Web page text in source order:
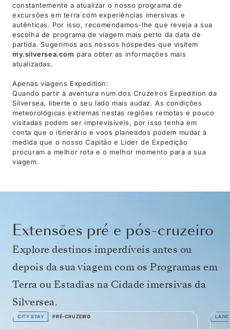
constantemente a atualizar o nosso programa de
excursões em terra com experiências imersivas e
autênticas. Por isso, recomendamos-lhe que reveja a sua
escolha de programa de viagem mais perto da data de
partida. Sugerimos aos nossos hóspedes que visitem
my.silversea.com para obter as informações mais
atualizadas.
Apenas viagens Expedition:
Quando partir à aventura num dos Cruzeiros Expedition da
Silversea, liberte o seu lado mais audaz. As condições
meteorológicas extremas nestas regiões remotas e pouco
visitadas podem ser imprevisíveis, por isso tenha em
conta que o itinerário e voos planeados podem mudar à
medida que o nosso Capitão e Líder de Expedição
procuram a melhor rota e o melhor momento para a sua
viagem.
Extensões pré e pós-cruzeiro
Explore destinos imperdíveis antes ou
depois da sua viagem com os Programas em
Terra ou Estadias na Cidade imersivas da
Silversea.
CITY STAY PRÉ-CRUZEIRO